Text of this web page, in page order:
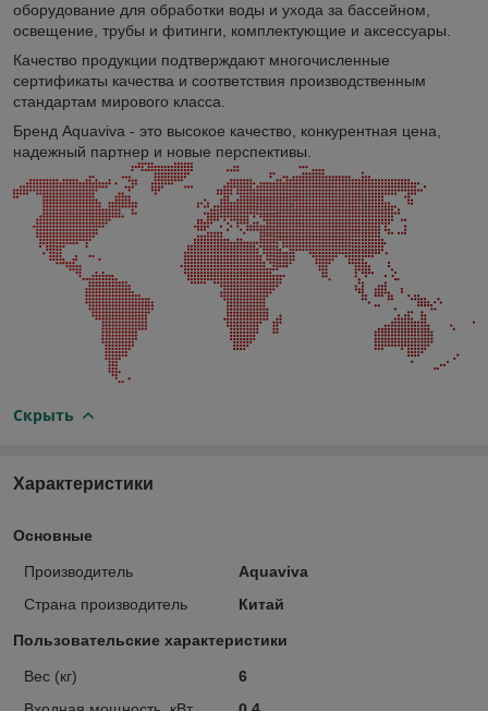
оборудование для обработки воды и ухода за бассейном,
освещение, трубы и фитинги, комплектующие и аксессуары.
Качество продукции подтверждают многочисленные
сертификаты качества и соответствия производственным
стандартам мирового класса.
Бренд Aquaviva - это высокое качество, конкурентная цена,
надежный партнер и новые перспективы.
Скрыть
Характеристики
Основные
Производитель
Aquaviva
Страна производитель
Китай
Пользовательские характеристики
Вес (кг)
6